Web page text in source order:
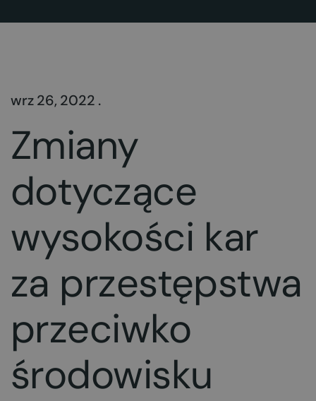
wrz 26, 2022 .
Zmiany
dotyczące
wysokości kar
za przestępstwa
przeciwko
środowisku